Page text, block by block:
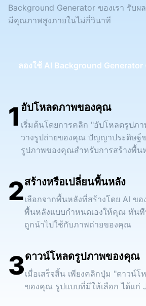
Background Generator ของเรา รับ
มีคุณภาพสูงภายในไม่กี่วินาที
ลองใช้ AI Background
1 อัปโหลดภาพของคุณ
เริ่มต้นโดยการคลิก "อัปโหลดรูปภ
วางรูปถ่ายของคุณ ปัญญาประดิษฐ์ข
รูปภาพของคุณสำหรับการสร้างพื้น
2สร้างหรือเปลี่ยนพื้นหลัง
เลือกจากพื้นหลังที่สร้างโดย AI ขอ
พื้นหลังแบบกำหนดเองให้คุณ ทัน
ถูกนำไปใช้กับภาพถ่ายของคุณ
3ดาวน์โหลดรูปภาพของคุณ
เมื่อเสร็จสิ้น เพียงคลิกปุ่ม "ดาวน์
ของคุณ รูปแบบที่มีให้เลือก ได้แก่